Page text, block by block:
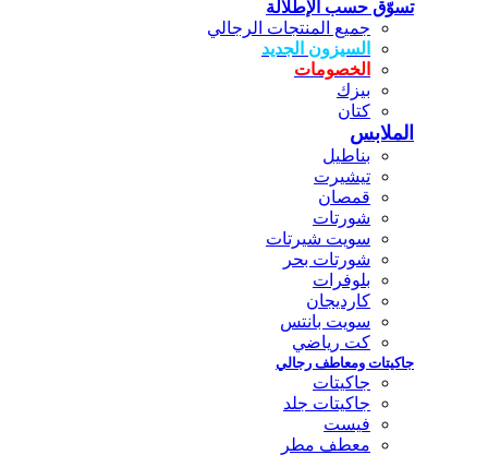
تسوّق حسب الإطلالة
جميع المنتجات الرجالي
السيزون الجديد
الخصومات
بيزك
كتان
الملابس
بناطيل
تيشيرت
قمصان
شورتات
سويت شيرتات
شورتات بحر
بلوفرات
كارديجان
سويت بانتس
كت رياضي
جاكيتات ومعاطف رجالي
جاكيتات
جاكيتات جلد
فيست
معطف مطر